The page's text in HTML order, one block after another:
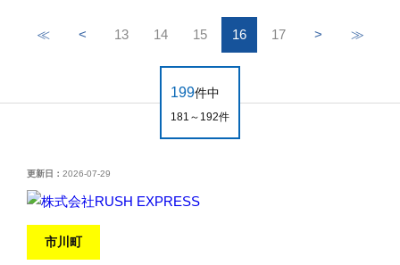
199件中
181～192件
≪ < 13 14 15 16 17 > ≫
更新日： 2026-07-29
市川町